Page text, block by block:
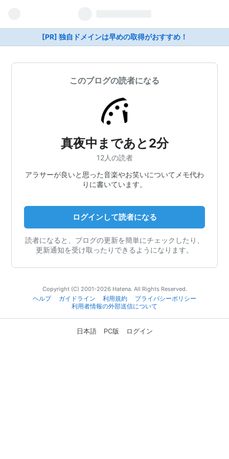
[PR] 独自ドメインは早めの取得がおすすめ！
このブログの読者になる
真夜中まであと2分
12人の読者
アラサーが良いと思った音楽やお笑いについてメモ代わ
りに書いています。
ログインして読者になる
読者になると、ブログの更新を簡単にチェックしたり、
更新通知を受け取ったりできるようになります。
Copyright (C) 2001-2026 Hatena. All Rights Reserved.
ヘルプ
ガイドライン 利用規約
プライバシーポリシー
利用者情報の外部送信について
日本語 PC版 ログイン